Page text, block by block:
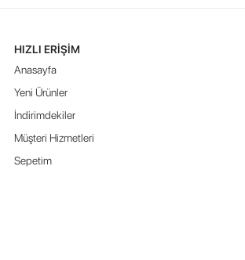
HIZLI ERIŞIM
Anasayfa
Yeni Ürünler
İndirimdekiler
Müşteri Hizmetleri
Sepetim